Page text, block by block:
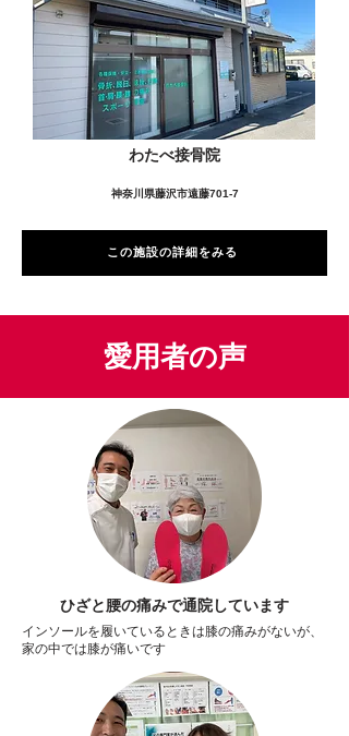
わたべ接骨院
神奈川県藤沢市遠藤701-7
この施設の詳細をみる
愛用者の声
ひざと腰の痛みで通院しています
インソールを履いているときは膝の痛みがないが、
家の中では膝が痛いです